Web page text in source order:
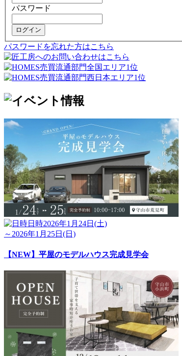
パスワード
ログイン
パスワードを忘れた方はこちら
日時2026年1月24日(土)
～2026年1月25日(日)
【NEW】平屋のモデルハウス完成見学会